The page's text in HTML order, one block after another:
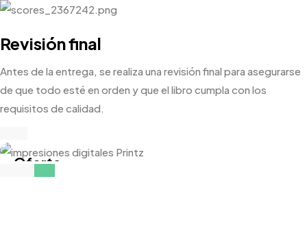
Revisión final
Antes de la entrega, se realiza una revisión final para asegurarse
de que todo esté en orden y que el libro cumpla con los
requisitos de calidad.
Oferta
5% de descuento